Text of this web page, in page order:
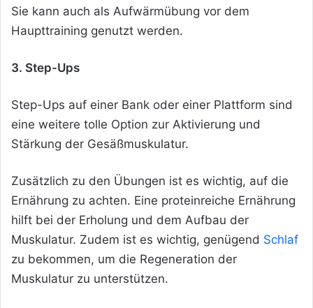
Sie kann auch als Aufwärmübung vor dem
Haupttraining genutzt werden.
3. Step-Ups
Step-Ups auf einer Bank oder einer Plattform sind
eine weitere tolle Option zur Aktivierung und
Stärkung der Gesäßmuskulatur.
Zusätzlich zu den Übungen ist es wichtig, auf die
Ernährung zu achten. Eine proteinreiche Ernährung
hilft bei der Erholung und dem Aufbau der
Muskulatur. Zudem ist es wichtig, genügend Schlaf
zu bekommen, um die Regeneration der
Muskulatur zu unterstützen.